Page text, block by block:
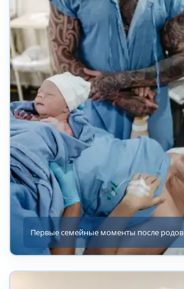
Первые семейные моменты после родов